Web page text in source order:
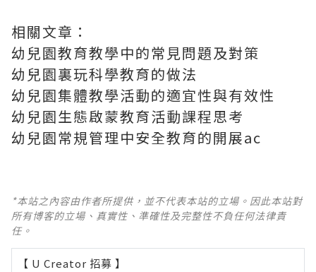
相關文章：
幼兒園教育教學中的常見問題及對策
幼兒園裏玩科學教育的做法
幼兒園集體教學活動的適宜性與有效性
幼兒園生態啟蒙教育活動課程思考
幼兒園常規管理中安全教育的開展ac
*本站之內容由作者所提供，並不代表本站的立場。因此本站對
所有博客的立場、真實性、準確性及完整性不負任何法律責
任。
【 U Creator 招募 】